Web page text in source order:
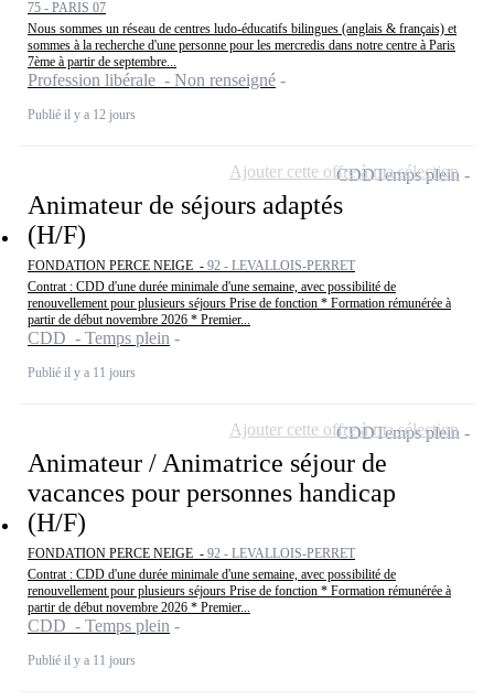
75 - PARIS 07
Nous sommes un réseau de centres ludo-éducatifs bilingues (anglais & français) et
sommes à la recherche d'une personne pour les mercredis dans notre centre à Paris
7ème à partir de septembre...
Profession libérale - Non renseigné
Publié il y a 12 jours
Animateur de séjours adaptés
(H/F)
FONDATION PERCE NEIGE - 92 - LEVALLOIS-PERRET
Contrat : CDD d'une durée minimale d'une semaine, avec possibilité de
renouvellement pour plusieurs séjours Prise de fonction * Formation rémunérée à
partir de début novembre 2026 * Premier...
CDD - Temps plein
Publié il y a 11 jours
CDDTemps plein
Ajouter cette offre à ma sélection
Animateur / Animatrice séjour de
vacances pour personnes handicap
(H/F)
FONDATION PERCE NEIGE - 92 - LEVALLOIS-PERRET
Contrat : CDD d'une durée minimale d'une semaine, avec possibilité de
renouvellement pour plusieurs séjours Prise de fonction * Formation rémunérée à
partir de début novembre 2026 * Premier...
CDD - Temps plein
Publié il y a 11 jours
CDDTemps plein
Ajouter cette offre à ma sélection